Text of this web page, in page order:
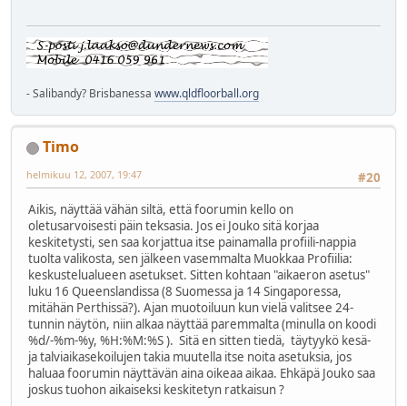
- Salibandy? Brisbanessa www.qldfloorball.org
Timo
#20
helmikuu 12, 2007, 19:47
Aikis, näyttää vähän siltä, että foorumin kello on
oletusarvoisesti päin teksasia. Jos ei Jouko sitä korjaa
keskitetysti, sen saa korjattua itse painamalla profiili-nappia
tuolta valikosta, sen jälkeen vasemmalta Muokkaa Profiilia:
keskustelualueen asetukset. Sitten kohtaan "aikaeron asetus"
luku 16 Queenslandissa (8 Suomessa ja 14 Singaporessa,
mitähän Perthissä?). Ajan muotoiluun kun vielä valitsee 24-
tunnin näytön, niin alkaa näyttää paremmalta (minulla on koodi
%d/-%m-%y, %H:%M:%S ). Sitä en sitten tiedä, täytyykö kesä-
ja talviaikasekoilujen takia muutella itse noita asetuksia, jos
haluaa foorumin näyttävän aina oikeaa aikaa. Ehkäpä Jouko saa
joskus tuohon aikaiseksi keskitetyn ratkaisun ?